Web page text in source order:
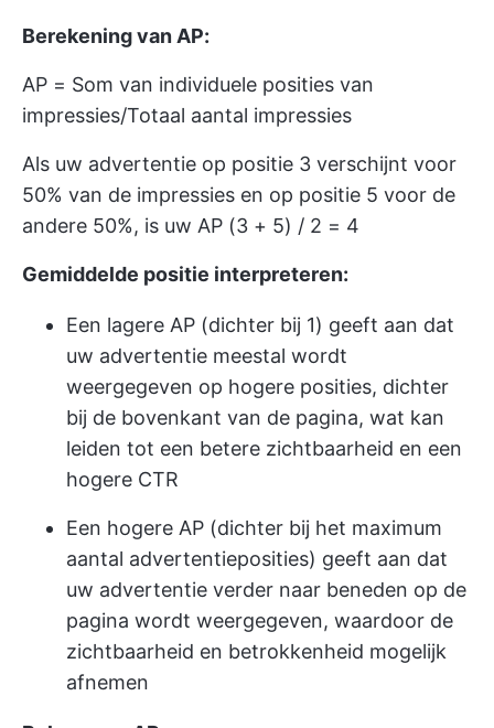
Berekening van AP:
AP = Som van individuele posities van
impressies/Totaal aantal impressies
Als uw advertentie op positie 3 verschijnt voor
50% van de impressies en op positie 5 voor de
andere 50%, is uw AP (3 + 5) / 2 = 4
Gemiddelde positie interpreteren:
Een lagere AP (dichter bij 1) geeft aan dat
uw advertentie meestal wordt
weergegeven op hogere posities, dichter
bij de bovenkant van de pagina, wat kan
leiden tot een betere zichtbaarheid en een
hogere CTR
Een hogere AP (dichter bij het maximum
aantal advertentieposities) geeft aan dat
uw advertentie verder naar beneden op de
pagina wordt weergegeven, waardoor de
zichtbaarheid en betrokkenheid mogelijk
afnemen